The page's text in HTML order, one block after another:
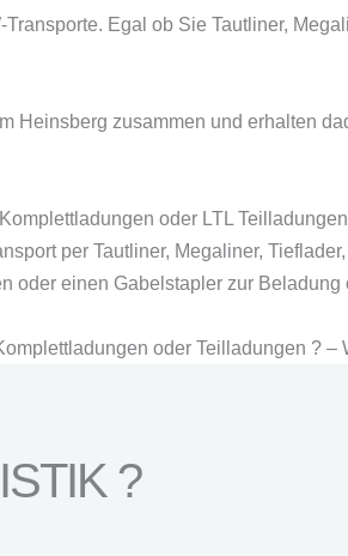
Egal ob Sie Tautliner,
Heinsberg zusammen und erhalten
oder LTL
per Tautliner, Megaliner,
oder einen Gabelstapler zur Beladung
oder Teilladungen ? –
?